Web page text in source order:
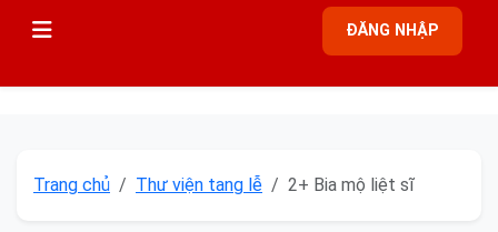
ĐĂNG NHẬP
Trang chủ Thư viện tang lễ 2+ Bia mộ liệt sĩ